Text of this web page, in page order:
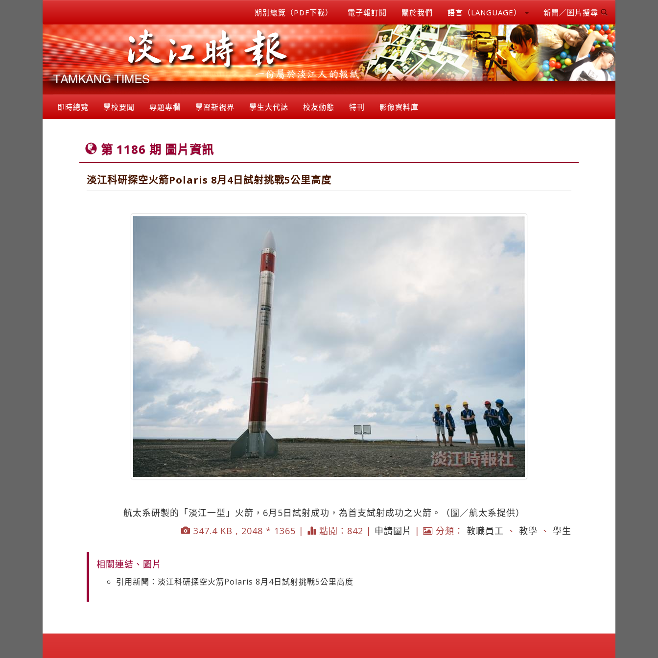
期別總覽（PDF下載） 電子報訂閱 關於我們 語言（LANGUAGE） 新聞／圖片搜尋
即時總覽 學校要聞 專題專欄 學習新視界 學生大代誌 校友動態 特刊 影像資料庫
第 1186 期 圖片資訊
淡江科研探空火箭Polaris 8月4日試射挑戰5公里高度
航太系研製的「淡江一型」火箭，6月5日試射成功，為首支試射成功之火箭。（圖／航太系提供）
347.4 KB , 2048 * 1365 |
點閱：842 | 申請圖片 | 分類： 教職員工 、 教學 、 學生
相關連結、圖片
引用新聞：淡江科研探空火箭Polaris 8月4日試射挑戰5公里高度